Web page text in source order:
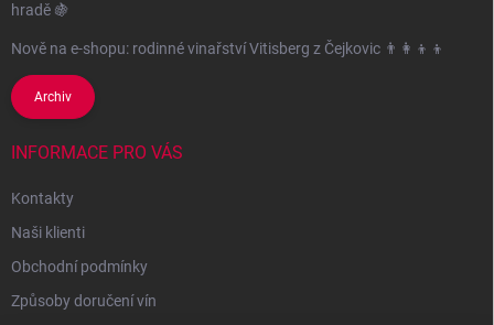
hradě 🍇
Nově na e-shopu: rodinné vinařství Vitisberg z Čejkovic 👨‍👩‍👦‍👦
Archiv
INFORMACE PRO VÁS
Kontakty
Naši klienti
Obchodní podmínky
Způsoby doručení vín